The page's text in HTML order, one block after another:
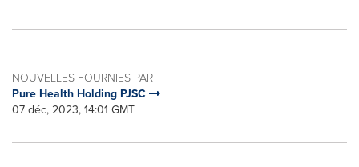
NOUVELLES FOURNIES PAR
Pure Health Holding PJSC
07 déc, 2023, 14:01 GMT